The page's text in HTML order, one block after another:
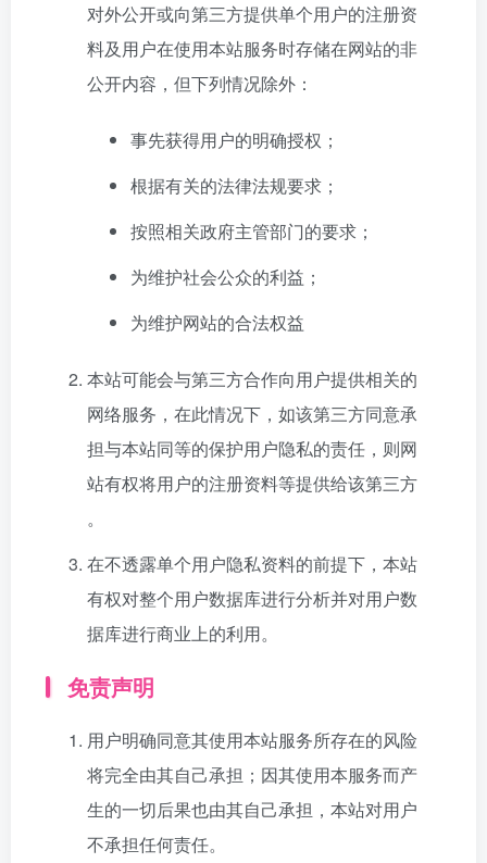
对外公开或向第三方提供单个用户的注册资
料及用户在使用本站服务时存储在网站的非
公开内容，但下列情况除外：
事先获得用户的明确授权；
根据有关的法律法规要求；
按照相关政府主管部门的要求；
为维护社会公众的利益；
为维护网站的合法权益
本站可能会与第三方合作向用户提供相关的
网络服务，在此情况下，如该第三方同意承
担与本站同等的保护用户隐私的责任，则网
站有权将用户的注册资料等提供给该第三方
。
在不透露单个用户隐私资料的前提下，本站
有权对整个用户数据库进行分析并对用户数
据库进行商业上的利用。
免责声明
用户明确同意其使用本站服务所存在的风险
将完全由其自己承担；因其使用本服务而产
生的一切后果也由其自己承担，本站对用户
不承担任何责任。